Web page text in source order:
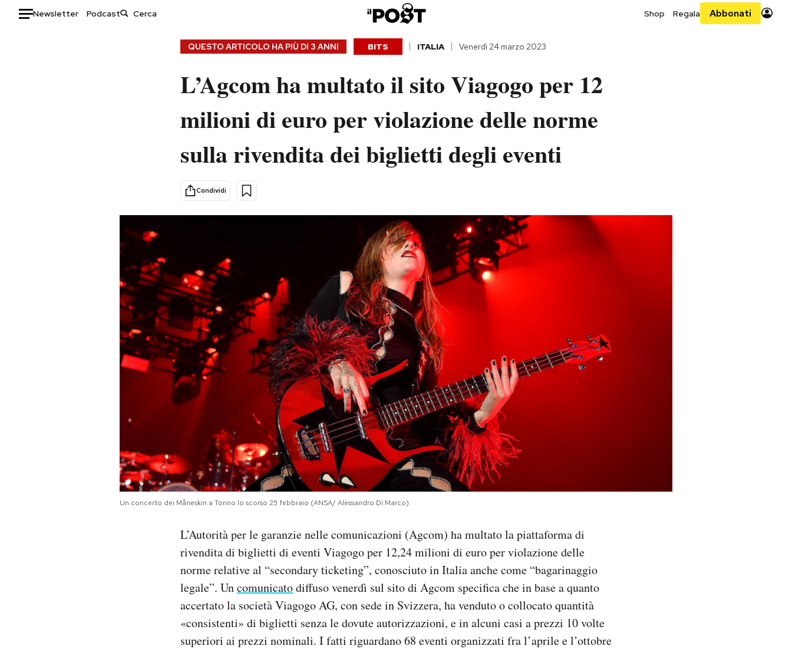
Newsletter Podcast Shop Regala Abbonati
Altrecose
Mondiali calcio 2026
AREA PERSONALE
QUESTO ARTICOLO HA PIÙ DI 3 ANNI BITS ITALIA Venerdì 24 marzo 2023
L’Agcom ha multato il sito Viagogo per 12
milioni di euro per violazione delle norme
sulla rivendita dei biglietti degli eventi
Condividi
Un concerto dei Måneskin a Torino lo scorso 25 febbraio (ANSA/ Alessandro Di Marco)
L’Autorità per le garanzie nelle comunicazioni (Agcom) ha multato la piattaforma di
rivendita di biglietti di eventi Viagogo per 12,24 milioni di euro per violazione delle
norme relative al “secondary ticketing”, conosciuto in Italia anche come “bagarinaggio
legale”. Uncomunicatodiffuso venerdì sul sito di Agcom specifica che in base a quanto
accertato la società Viagogo AG, con sede in Svizzera, ha venduto o collocato quantità
«consistenti» di biglietti senza le dovute autorizzazioni, e in alcuni casi a prezzi 10 volte
superiori ai prezzi nominali. I fatti riguardano 68 eventi organizzati fra l’aprile e l’ottobre